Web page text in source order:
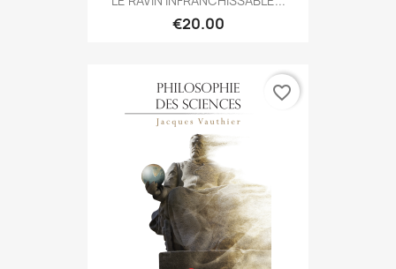
€20.00
favorite_border